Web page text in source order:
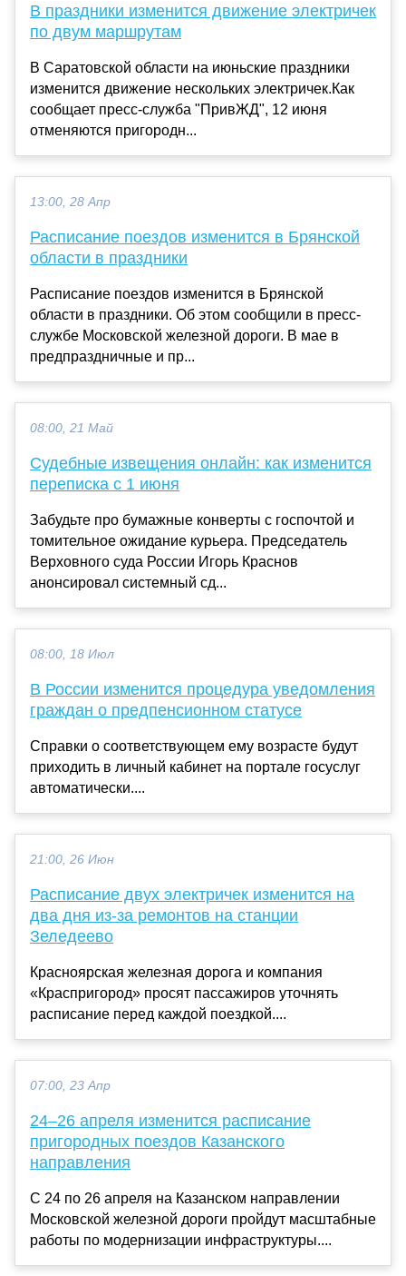
В праздники изменится движение электричек
по двум маршрутам
В Саратовской области на июньские праздники
изменится движение нескольких электричек.Как
сообщает пресс-служба "ПривЖД", 12 июня
отменяются пригородн...
13:00, 28 Апр
Расписание поездов изменится в Брянской
области в праздники
Расписание поездов изменится в Брянской
области в праздники. Об этом сообщили в пресс-
службе Московской железной дороги. В мае в
предпраздничные и пр...
08:00, 21 Май
Судебные извещения онлайн: как изменится
переписка с 1 июня
Забудьте про бумажные конверты с госпочтой и
томительное ожидание курьера. Председатель
Верховного суда России Игорь Краснов
анонсировал системный сд...
08:00, 18 Июл
В России изменится процедура уведомления
граждан о предпенсионном статусе
Справки о соответствующем ему возрасте будут
приходить в личный кабинет на портале госуслуг
автоматически....
21:00, 26 Июн
Расписание двух электричек изменится на
два дня из-за ремонтов на станции
Зеледеево
Красноярская железная дорога и компания
«Краспригород» просят пассажиров уточнять
расписание перед каждой поездкой....
07:00, 23 Апр
24–26 апреля изменится расписание
пригородных поездов Казанского
направления
С 24 по 26 апреля на Казанском направлении
Московской железной дороги пройдут масштабные
работы по модернизации инфраструктуры....